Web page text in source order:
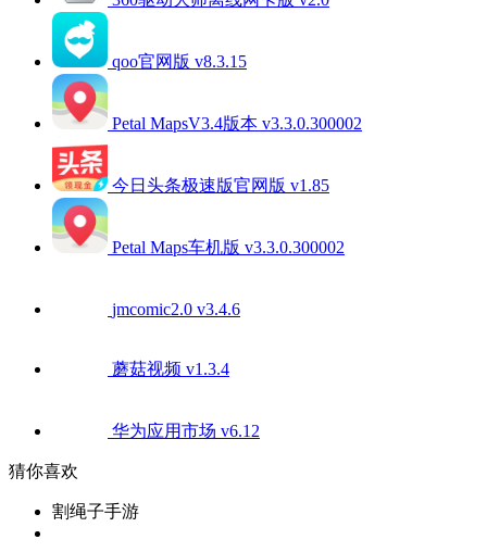
qoo官网版 v8.3.15
Petal MapsV3.4版本 v3.3.0.300002
今日头条极速版官网版 v1.85
Petal Maps车机版 v3.3.0.300002
jmcomic2.0 v3.4.6
蘑菇视频 v1.3.4
华为应用市场 v6.12
猜你喜欢
割绳子手游